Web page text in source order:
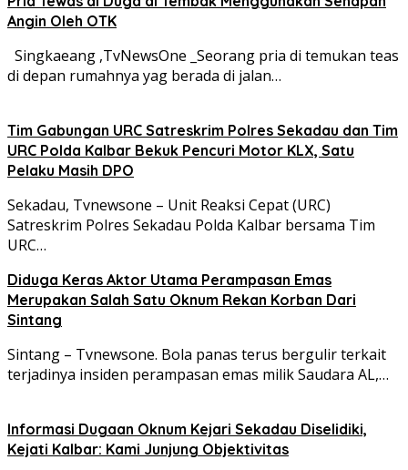
Angin Oleh OTK
Singkaeang ,TvNewsOne _Seorang pria di temukan teas
di depan rumahnya yag berada di jalan…
Tim Gabungan URC Satreskrim Polres Sekadau dan Tim
URC Polda Kalbar Bekuk Pencuri Motor KLX, Satu
Pelaku Masih DPO
Sekadau, Tvnewsone – Unit Reaksi Cepat (URC)
Satreskrim Polres Sekadau Polda Kalbar bersama Tim
URC…
Diduga Keras Aktor Utama Perampasan Emas
Merupakan Salah Satu Oknum Rekan Korban Dari
Sintang
Sintang – Tvnewsone. Bola panas terus bergulir terkait
terjadinya insiden perampasan emas milik Saudara AL,…
Informasi Dugaan Oknum Kejari Sekadau Diselidiki,
Kejati Kalbar: Kami Junjung Objektivitas